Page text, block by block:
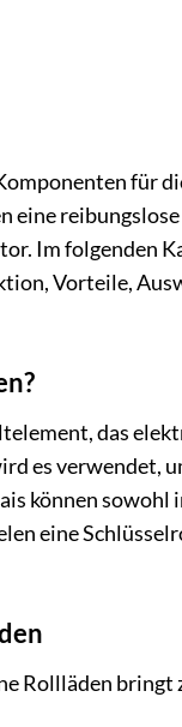
für
eine
Im folgenden
Vorteile,
das
es verwendet,
können
eine
Rollläden